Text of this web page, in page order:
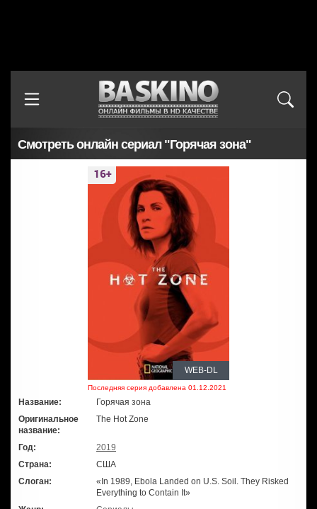
Смотреть онлайн сериал "Горячая зона"
WEB-DL
Последняя серия добавлена 01.12.2021
Название:
Горячая зона
Оригинальное
название:
The Hot Zone
Год:
2019
Страна:
США
Слоган:
«In 1989, Ebola Landed on U.S. Soil. They Risked
Everything to Contain It»